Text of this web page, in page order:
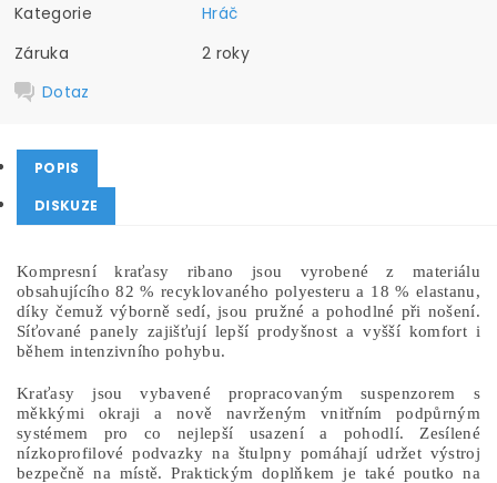
Kategorie
Hráč
Záruka
2 roky
Dotaz
POPIS
DISKUZE
Kompresní kraťasy ribano jsou vyrobené z materiálu
obsahujícího 82 % recyklovaného polyesteru a 18 % elastanu,
díky čemuž výborně sedí, jsou pružné a pohodlné při nošení.
Síťované panely zajišťují lepší prodyšnost a vyšší komfort i
během intenzivního pohybu.
Kraťasy jsou vybavené propracovaným suspenzorem s
měkkými okraji a nově navrženým vnitřním podpůrným
systémem pro co nejlepší usazení a pohodlí. Zesílené
nízkoprofilové podvazky na štulpny pomáhají udržet výstroj
bezpečně na místě. Praktickým doplňkem je také poutko na